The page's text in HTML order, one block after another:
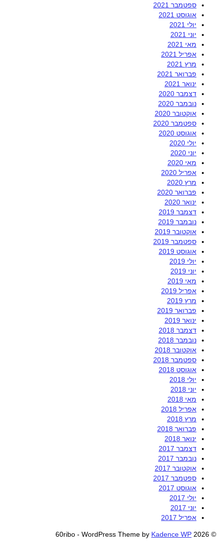
ספטמבר 2021
אוגוסט 2021
יולי 2021
יוני 2021
מאי 2021
אפריל 2021
מרץ 2021
פברואר 2021
ינואר 2021
דצמבר 2020
נובמבר 2020
אוקטובר 2020
ספטמבר 2020
אוגוסט 2020
יולי 2020
יוני 2020
מאי 2020
אפריל 2020
מרץ 2020
פברואר 2020
ינואר 2020
דצמבר 2019
נובמבר 2019
אוקטובר 2019
ספטמבר 2019
אוגוסט 2019
יולי 2019
יוני 2019
מאי 2019
אפריל 2019
מרץ 2019
פברואר 2019
ינואר 2019
דצמבר 2018
נובמבר 2018
אוקטובר 2018
ספטמבר 2018
אוגוסט 2018
יולי 2018
יוני 2018
מאי 2018
אפריל 2018
מרץ 2018
פברואר 2018
ינואר 2018
דצמבר 2017
נובמבר 2017
אוקטובר 2017
ספטמבר 2017
אוגוסט 2017
יולי 2017
יוני 2017
אפריל 2017
© 2026 60ribo - WordPress Theme by
Kadence WP